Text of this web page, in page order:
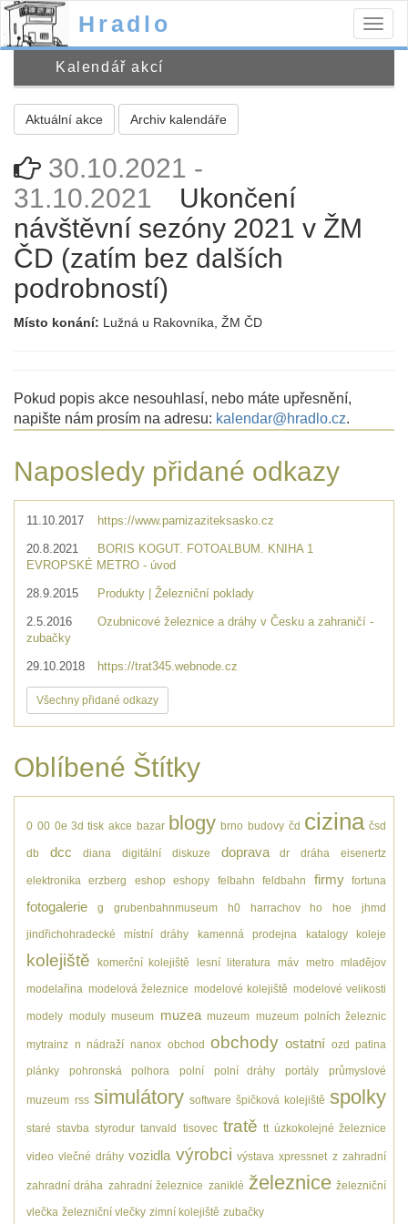
Hradlo
Kalendář akcí
Aktuální akce Archiv kalendáře
30.10.2021 -
31.10.2021
Ukončení
návštěvní sezóny 2021 v ŽM
ČD (zatím bez dalších
podrobností)
Místo konání: Lužná u Rakovníka, ŽM ČD
Pokud popis akce nesouhlasí, nebo máte upřesnění,
napište nám prosím na adresu: kalendar@hradlo.cz.
Naposledy přidané odkazy
11.10.2017 https://www.parnizaziteksasko.cz
20.8.2021
BORIS KOGUT. FOTOALBUM. KNIHA 1
EVROPSKÉ METRO - úvod
28.9.2015 Produkty | Železniční poklady
2.5.2016
Ozubnicové železnice a dráhy v Česku a zahraničí -
zubačky
29.10.2018 https://trat345.webnode.cz
Všechny přidané odkazy
Oblíbené Štítky
0 00 0e 3d tisk akce bazar blogy brno budovy čd cizina čsd
db dcc diana digitální diskuze doprava dr dráha eisenertz
elektronika erzberg eshop eshopy felbahn feldbahn firmy fortuna
fotogalerie g grubenbahnmuseum h0 harrachov ho hoe jhmd
jindřichohradecké místní dráhy kamenná prodejna katalogy koleje
kolejiště komerční kolejiště lesní literatura máv metro mladějov
modelařina modelová železnice modelové kolejiště modelové velikosti
modely moduly museum muzea muzeum muzeum polních železnic
mytrainz n nádraží nanox obchod obchody ostatní ozd patina
plánky pohronská polhora polní polní dráhy portály průmyslové
muzeum rss simulátory software špičková kolejiště spolky
staré stavba styrodur tanvald tisovec tratě tt úzkokolejné železnice
video vlečné dráhy vozidla výrobci výstava xpressnet z zahradní
zahradní dráha zahradní železnice zaniklé železnice železniční
vlečka železniční vlečky zimní kolejiště zubačky